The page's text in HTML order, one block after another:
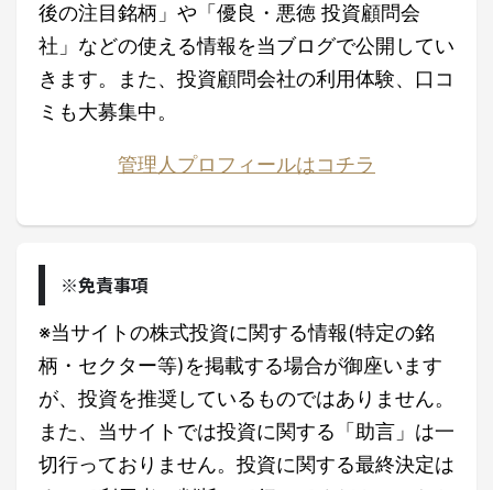
後の注目銘柄」や「優良・悪徳 投資顧問会
社」などの使える情報を当ブログで公開してい
きます。また、投資顧問会社の利用体験、口コ
ミも大募集中。
管理人プロフィールはコチラ
※免責事項
※当サイトの株式投資に関する情報(特定の銘
柄・セクター等)を掲載する場合が御座います
が、投資を推奨しているものではありません。
また、当サイトでは投資に関する「助言」は一
切行っておりません。投資に関する最終決定は